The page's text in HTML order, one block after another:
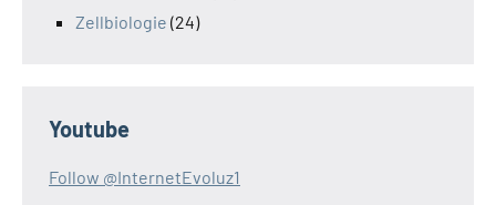
Zellbiologie (24)
Youtube
Follow @InternetEvoluz1